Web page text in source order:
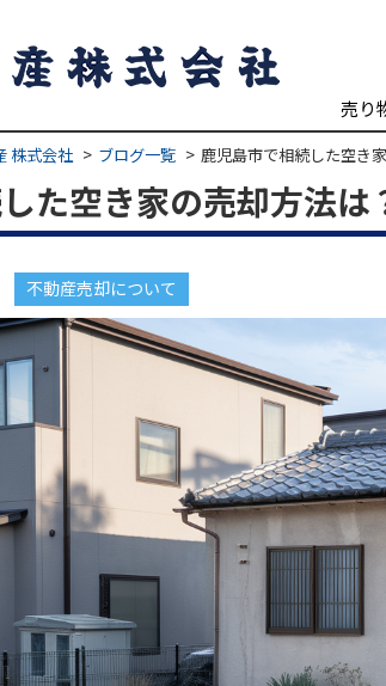
売り
株式会社 ブログ一覧 鹿児島市で相続した空き
た空き家の売却方法
不動産売却について